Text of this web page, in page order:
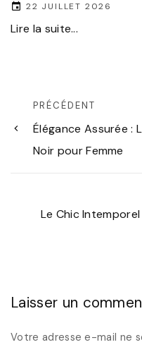
22 JUILLET 2026
Lire la suite...
PRÉCÉDENT
Élégance Assurée :
Noir pour Femme
Le Chic
Laisser un
Votre adresse e-mail ne